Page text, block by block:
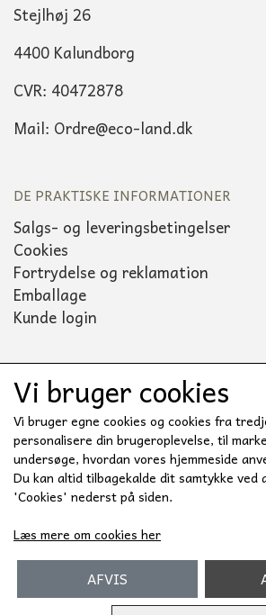
Stejlhøj 26
4400 Kalundborg
CVR: 40472878
Mail: Ordre@eco-land.dk
DE PRAKTISKE INFORMATIONER
Salgs- og leveringsbetingelser
Cookies
Fortrydelse og reklamation
Emballage
Kunde login
Sociale medier
Vi bruger cookies
Vi bruger egne cookies og cookies fra
personalisere din brugeroplevelse, til
undersøge, hvordan vores hjemmeside
Du kan altid tilbagekalde dit samtykke
'Cookies' nederst på siden.
Læs mere om cookies her
AFVIS